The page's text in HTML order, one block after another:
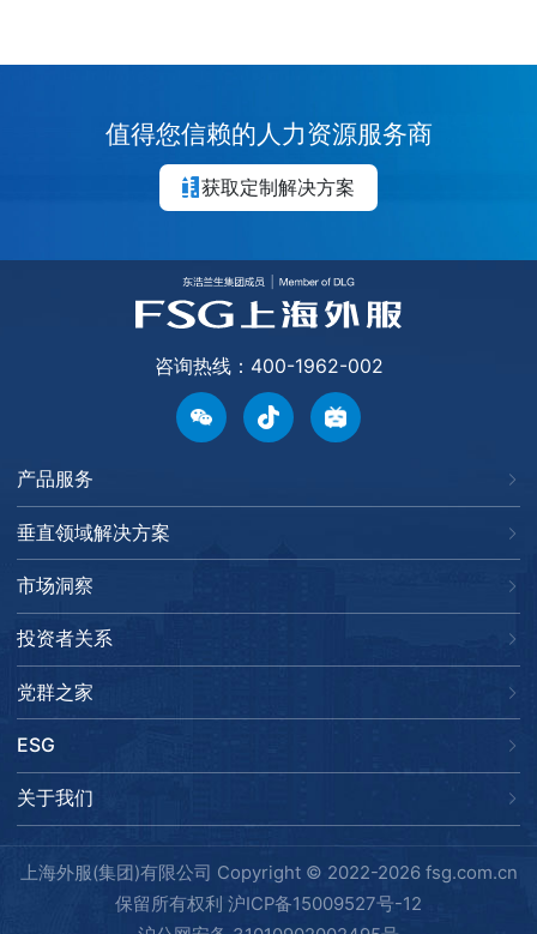
值得您信赖的人力资源服务商
获取定制解决方案
咨询热线：400-1962-002
产品服务
垂直领域解决方案
市场洞察
投资者关系
党群之家
ESG
关于我们
上海外服(集团)有限公司 Copyright © 2022-2026 fsg.com.cn
保留所有权利 沪ICP备15009527号-12